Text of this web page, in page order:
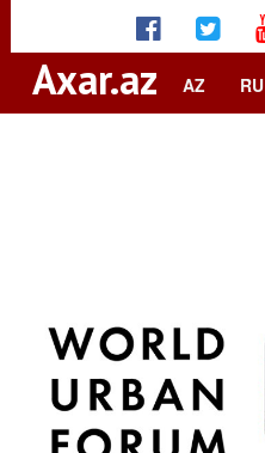
Axar.az AZ RU